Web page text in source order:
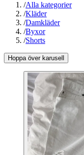
/Alla kategorier
/Kläder
/Damkläder
/Byxor
/Shorts
Hoppa över karusell